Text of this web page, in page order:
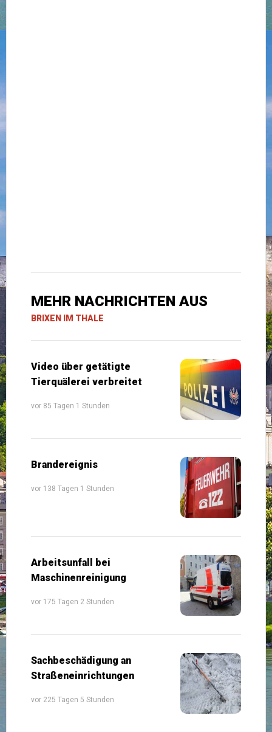
MEHR NACHRICHTEN AUS
BRIXEN IM THALE
Video über getätigte
Tierquälerei verbreitet
vor 85 Tagen 1 Stunden
Brandereignis
vor 138 Tagen 1 Stunden
Arbeitsunfall bei
Maschinenreinigung
vor 175 Tagen 2 Stunden
Sachbeschädigung an
Straßeneinrichtungen
vor 225 Tagen 5 Stunden